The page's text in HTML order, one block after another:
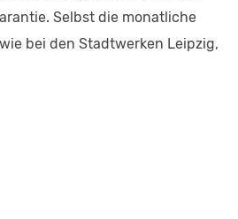
Selbst die monatliche
bei den Stadtwerken Leipzig,